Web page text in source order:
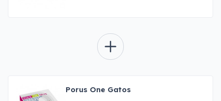
Porus One Gatos